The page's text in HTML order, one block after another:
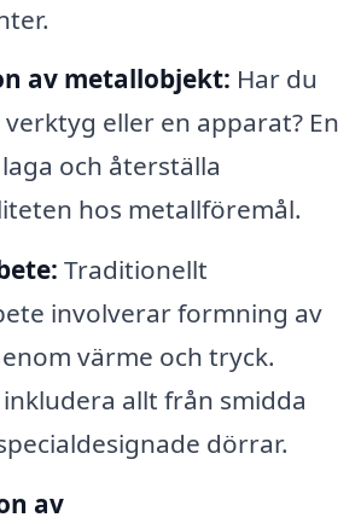
av metallobjekt: Har du
eller en apparat? En
och återställa
hos metallföremål.
Traditionellt
involverar formning av
värme och tryck.
allt från smidda
dörrar.
av